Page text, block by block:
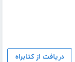
دریافت از کتابراه